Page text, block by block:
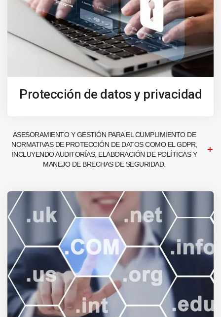
Protección de datos y privacidad
ASESORAMIENTO Y GESTIÓN PARA EL CUMPLIMIENTO DE
NORMATIVAS DE PROTECCIÓN DE DATOS COMO EL GDPR,
INCLUYENDO AUDITORÍAS, ELABORACIÓN DE POLÍTICAS Y
MANEJO DE BRECHAS DE SEGURIDAD.